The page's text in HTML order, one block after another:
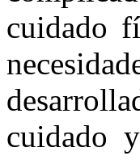
cuidado
cuidado